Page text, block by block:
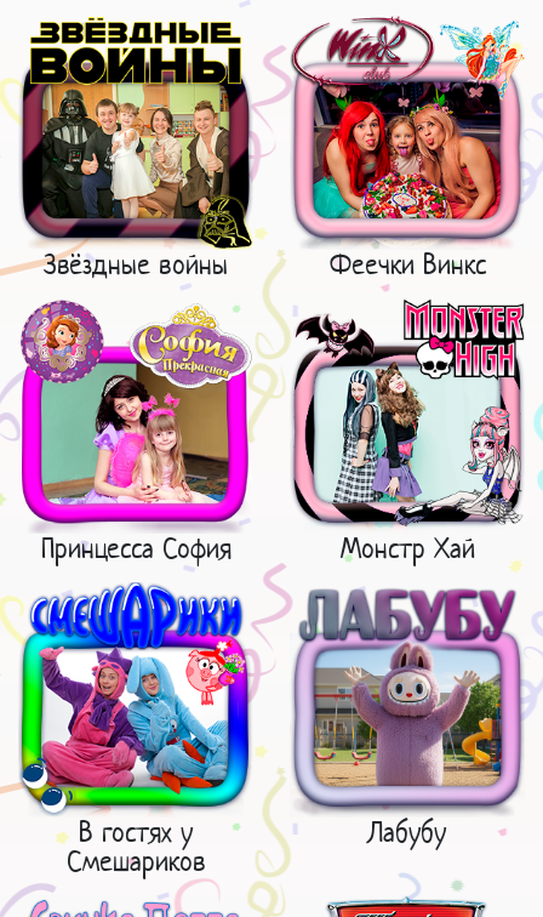
Звёздные войны Феечки Винкс
Принцесса София Монстр Хай
В гостях у
Смешариков
Лабубу